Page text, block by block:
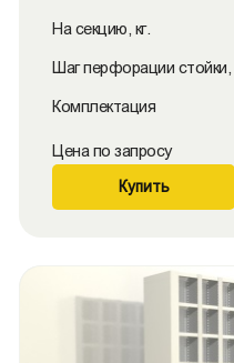
На секцию, кг.
Шаг перфорации стойки,
Комплектация
Цена по запросу
Купить